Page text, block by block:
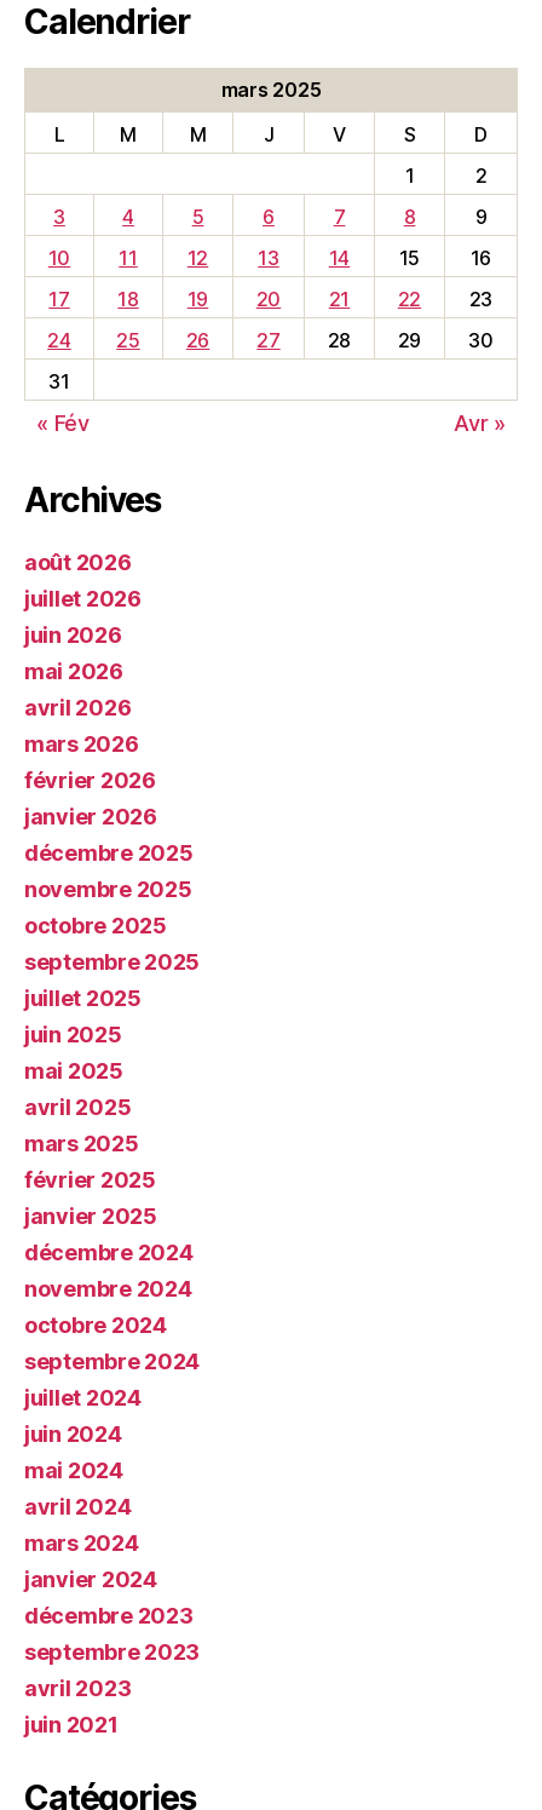
Calendrier
mars 2025
L
M M J V S
D
1
2
3
4 5 6 7 8
9
10
11 12 13 14 15
16
17
18 19 20 21 22
23
24
25 26 27 28 29
30
31
« Fév Avr »
Archives
août 2026
juillet 2026
juin 2026
mai 2026
avril 2026
mars 2026
février 2026
janvier 2026
décembre 2025
novembre 2025
octobre 2025
septembre 2025
juillet 2025
juin 2025
mai 2025
avril 2025
mars 2025
février 2025
janvier 2025
décembre 2024
novembre 2024
octobre 2024
septembre 2024
juillet 2024
juin 2024
mai 2024
avril 2024
mars 2024
janvier 2024
décembre 2023
septembre 2023
avril 2023
juin 2021
Catégories